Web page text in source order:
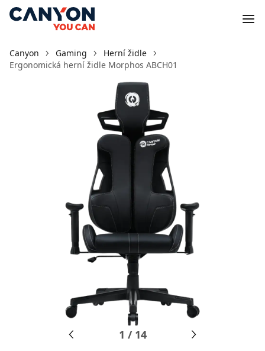
Canyon Gaming
Herní židle
Ergonomická herní židle Morphos ABCH01
1 / 14